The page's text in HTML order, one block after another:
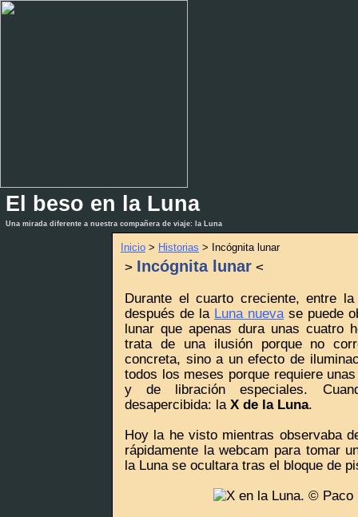
El beso en la Luna
Una mirada diferente a nuestra compañera de viaje: la Luna
Inicio > Historias > Incógnita lunar
> Incógnita lunar <
Durante el cuarto creciente, entre
después de la Luna nueva se puede
lunar que apenas dura unas cuatro
trata de una ilusión porque no
concreta, sino a un efecto de
todos los meses porque requiere
y de libración especiales.
desapercibida: la X de la Luna.
Hoy la he visto mientras observaba
rápidamente la webcam para tomar
la Luna se ocultara tras el bloque de